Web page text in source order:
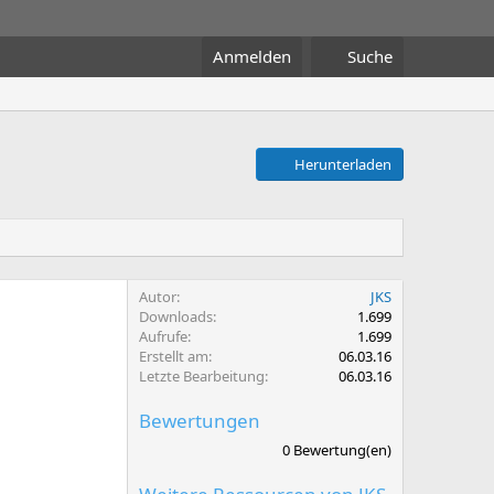
Anmelden Suche
Herunterladen
Autor
JKS
Downloads
1.699
Aufrufe
1.699
Erstellt am
06.03.16
Letzte Bearbeitung
06.03.16
Bewertungen
0 Bewertung(en)